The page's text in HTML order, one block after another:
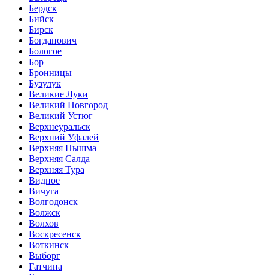
Бердск
Бийск
Бирск
Богданович
Бологое
Бор
Бронницы
Бузулук
Великие Луки
Великий Новгород
Великий Устюг
Верхнеуральск
Верхний Уфалей
Верхняя Пышма
Верхняя Салда
Верхняя Тура
Видное
Вичуга
Волгодонск
Волжск
Волхов
Воскресенск
Воткинск
Выборг
Гатчина